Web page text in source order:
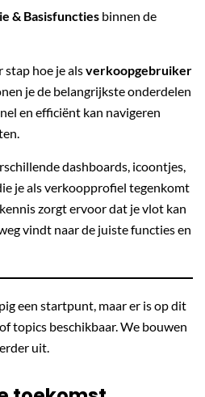
& Basisfuncties binnen de
stap hoe je alsverkoopgebruiker
je de belangrijkste onderdelen
en efficiënt kan navigeren
dashboards, icoontjes,
je als verkoopprofiel tegenkomt
zorgt ervoor dat je vlot kan
vindt naar de juiste functies en
een startpunt, maar er is op dit
topics beschikbaar. We bouwen
uit.